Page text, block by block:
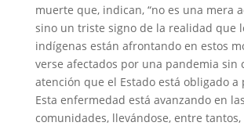
muerte que, indican, “no es una mera
sino un triste signo de la realidad que
indígenas están afrontando en estos
verse afectados por una pandemia sin
atención que el Estado está obligado a
Esta enfermedad está avanzando en las
comunidades, llevándose, entre tantos,